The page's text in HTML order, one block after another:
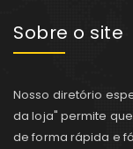
Sobre o site
Nosso diretório
da loja" permite
de forma rápida e